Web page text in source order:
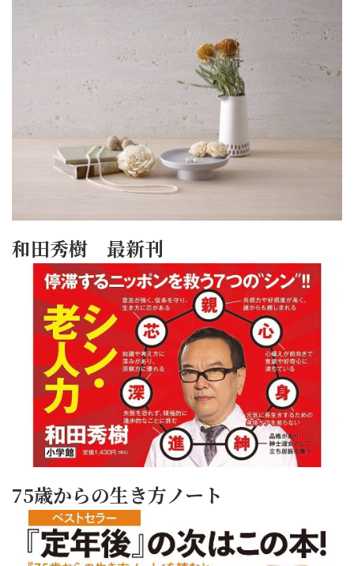
和田秀樹 最新刊
75歳からの生き方ノート